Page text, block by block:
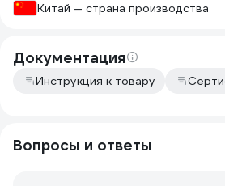
Китай — страна производства
Документация
Инструкция к товару
Вопросы и ответы